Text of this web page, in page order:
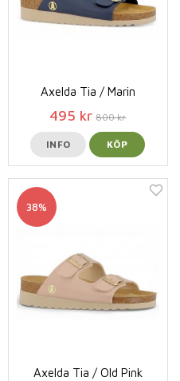
Axelda Tia / Marin
495 kr 800 kr
INFO KÖP
38%
Axelda Tia / Old Pink